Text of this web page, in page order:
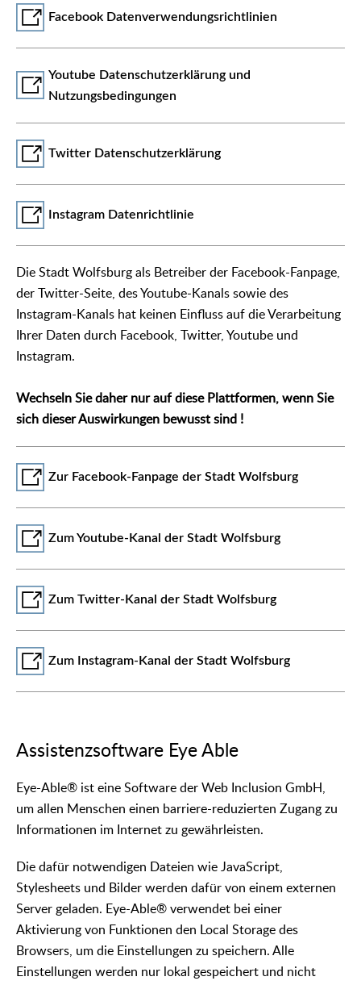
Facebook Datenverwendungsrichtlinien
Youtube Datenschutzerklärung und
Nutzungsbedingungen
Twitter Datenschutzerklärung
Instagram Datenrichtlinie
Die Stadt Wolfsburg als Betreiber der Facebook-Fanpage,
der Twitter-Seite, des Youtube-Kanals sowie des
Instagram-Kanals hat keinen Einfluss auf die Verarbeitung
Ihrer Daten durch Facebook, Twitter, Youtube und
Instagram.
Wechseln Sie daher nur auf diese Plattformen, wenn Sie
sich dieser Auswirkungen bewusst sind !
Zur Facebook-Fanpage der Stadt Wolfsburg
Zum Youtube-Kanal der Stadt Wolfsburg
Zum Twitter-Kanal der Stadt Wolfsburg
Zum Instagram-Kanal der Stadt Wolfsburg
Assistenzsoftware Eye Able
Eye-Able® ist eine Software der Web Inclusion GmbH,
um allen Menschen einen barriere-reduzierten Zugang zu
Informationen im Internet zu gewährleisten.
Die dafür notwendigen Dateien wie JavaScript,
Stylesheets und Bilder werden dafür von einem externen
Server geladen. Eye-Able® verwendet bei einer
Aktivierung von Funktionen den Local Storage des
Browsers, um die Einstellungen zu speichern. Alle
Einstellungen werden nur lokal gespeichert und nicht